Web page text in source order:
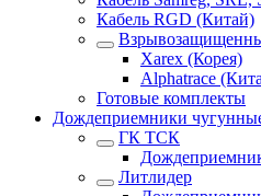
Кабель RGD (Китай)
Xarex (Корея)
Alphatrace
Готовые комплекты
Дождеприемники
ГК ТСК
Литлидер